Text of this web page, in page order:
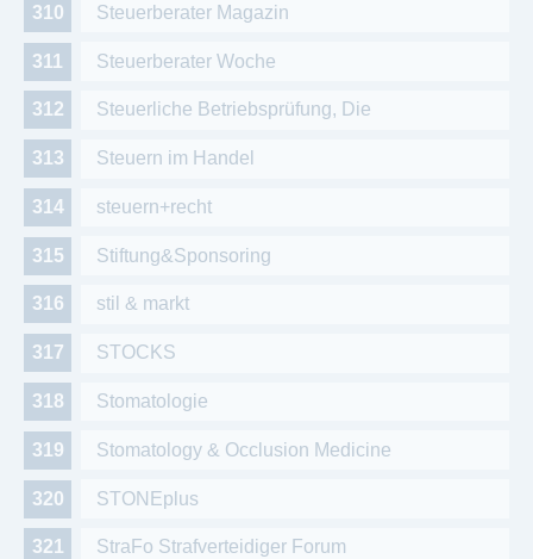
Steuerberater Magazin
Steuerberater Woche
Steuerliche Betriebsprüfung, Die
Steuern im Handel
steuern+recht
Stiftung&Sponsoring
stil & markt
STOCKS
Stomatologie
Stomatology & Occlusion Medicine
STONEplus
StraFo Strafverteidiger Forum